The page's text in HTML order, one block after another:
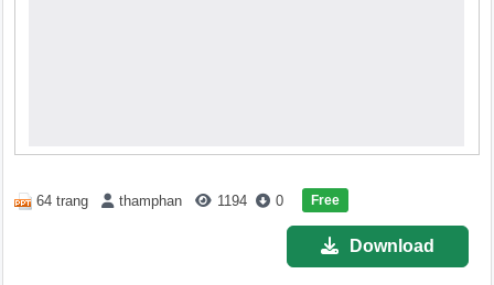
64 trang thamphan 1194 0 Free
Download